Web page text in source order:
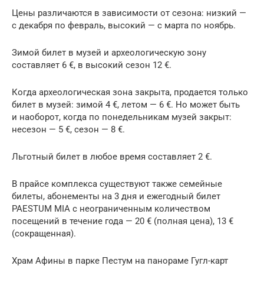
Цены различаются в зависимости от сезона: низкий —
с декабря по февраль, высокий — с марта по ноябрь.
Зимой билет в музей и археологическую зону
составляет 6 €, в высокий сезон 12 €.
Когда археологическая зона закрыта, продается только
билет в музей: зимой 4 €, летом — 6 €. Но может быть
и наоборот, когда по понедельникам музей закрыт:
несезон — 5 €, сезон — 8 €.
Льготный билет в любое время составляет 2 €.
В прайсе комплекса существуют также семейные
билеты, абонементы на 3 дня и ежегодный билет
PAESTUM MIA с неограниченным количеством
посещений в течение года — 20 € (полная цена), 13 €
(сокращенная).
Храм Афины в парке Пестум на панораме Гугл-карт